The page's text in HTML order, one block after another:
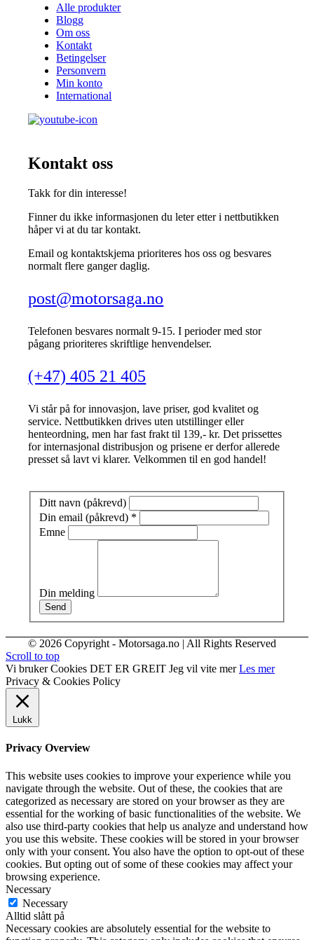
Alle produkter
Blogg
Om oss
Kontakt
Betingelser
Personvern
Min konto
International
Kontakt oss
Takk for din interesse!
Finner du ikke informasjonen du leter etter i nettbutikken
håper vi at du tar kontakt.
Email og kontaktskjema prioriteres hos oss og besvares
normalt flere ganger daglig.
post@motorsaga.no
Telefonen besvares normalt 9-15. I perioder med stor
pågang prioriteres skriftlige henvendelser.
(+47) 405 21 405
Vi står på for innovasjon, lave priser, god kvalitet og
service. Nettbutikken drives uten utstillinger eller
henteordning, men har fast frakt til 139,- kr. Det prissettes
for internasjonal distribusjon og prisene er derfor allerede
presset så lavt vi klarer. Velkommen til en god handel!
Ditt navn (påkrevd)
Din email (påkrevd) *
Emne
Din melding
Send
© 2026 Copyright - Motorsaga.no | All Rights Reserved
Scroll to top
Vi bruker Cookies DET ER GREIT Jeg vil vite mer Les mer
Privacy & Cookies Policy
Lukk
Privacy Overview
This website uses cookies to improve your experience while you
navigate through the website. Out of these, the cookies that are
categorized as necessary are stored on your browser as they are
essential for the working of basic functionalities of the website. We
also use third-party cookies that help us analyze and understand how
you use this website. These cookies will be stored in your browser
only with your consent. You also have the option to opt-out of these
cookies. But opting out of some of these cookies may affect your
browsing experience.
Necessary
Necessary
Alltid slått på
Necessary cookies are absolutely essential for the website to